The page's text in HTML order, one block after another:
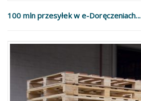
100 mln przesyłek w e-Doręczeniach...